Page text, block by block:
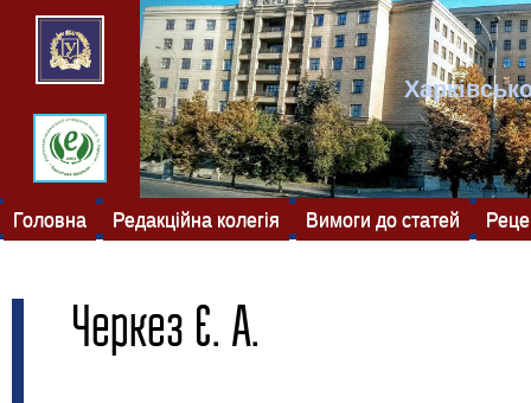
Головна Редакційна колегія Вимоги до статей
Черкез Є. А.